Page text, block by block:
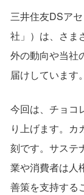
三井住友DSア
社」）は、さま
外の動向や当社
届けしています。
今回は、チョコ
り上げます。カ
刻です。サステ
業や消費者は人
善策を支持する